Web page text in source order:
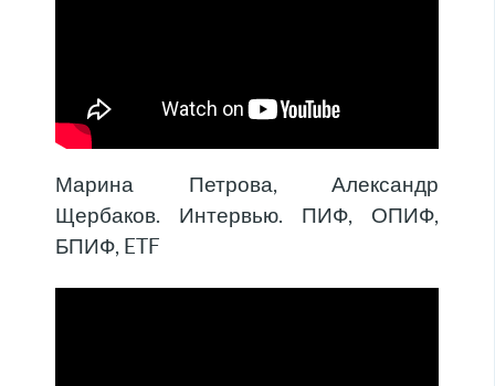
Марина Петрова, Александр
Щербаков. Интервью. ПИФ, ОПИФ,
БПИФ, ETF